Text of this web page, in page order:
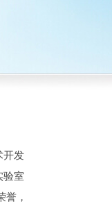
开发
验室
誉，